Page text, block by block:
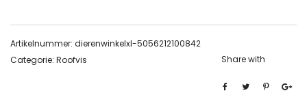
Artikelnummer: dierenwinkelxl-5056212100842
Categorie: Roofvis Share with